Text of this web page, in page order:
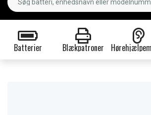
Batterier Blækpatroner